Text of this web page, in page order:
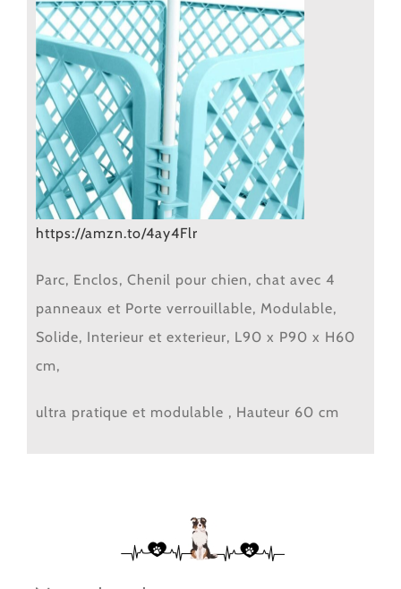
https://amzn.to/4ay4Flr
Parc, Enclos, Chenil pour chien, chat avec 4
panneaux et Porte verrouillable, Modulable,
Solide, Interieur et exterieur, L90 x P90 x H60
cm,
ultra pratique et modulable , Hauteur 60 cm